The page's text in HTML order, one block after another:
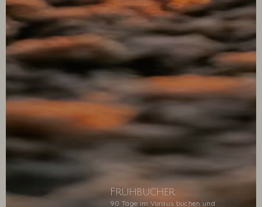
Frühbucher
90 Tage im Voraus buchen und